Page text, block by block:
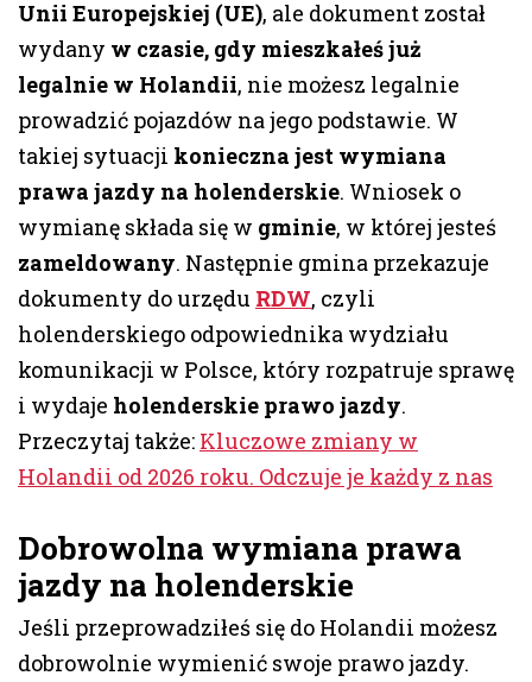
Unii Europejskiej (UE), ale dokument został
wydany w czasie, gdy mieszkałeś już
legalnie w Holandii, nie możesz legalnie
prowadzić pojazdów na jego podstawie. W
takiej sytuacji konieczna jest wymiana
prawa jazdy na holenderskie. Wniosek o
wymianę składa się w gminie, w której jesteś
zameldowany. Następnie gmina przekazuje
dokumenty do urzędu RDW, czyli
holenderskiego odpowiednika wydziału
komunikacji w Polsce, który rozpatruje sprawę
i wydaje holenderskie prawo jazdy.
Przeczytaj także: Kluczowe zmiany w
Holandii od 2026 roku. Odczuje je każdy z nas
Dobrowolna wymiana prawa
jazdy na holenderskie
Jeśli przeprowadziłeś się do Holandii możesz
dobrowolnie wymienić swoje prawo jazdy.